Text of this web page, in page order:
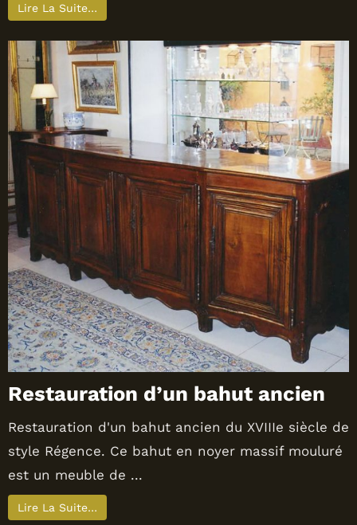
Lire La Suite…
Restauration d’un bahut ancien
Restauration d'un bahut ancien du XVIIIe siècle de
style Régence. Ce bahut en noyer massif mouluré
est un meuble de ...
Lire La Suite…